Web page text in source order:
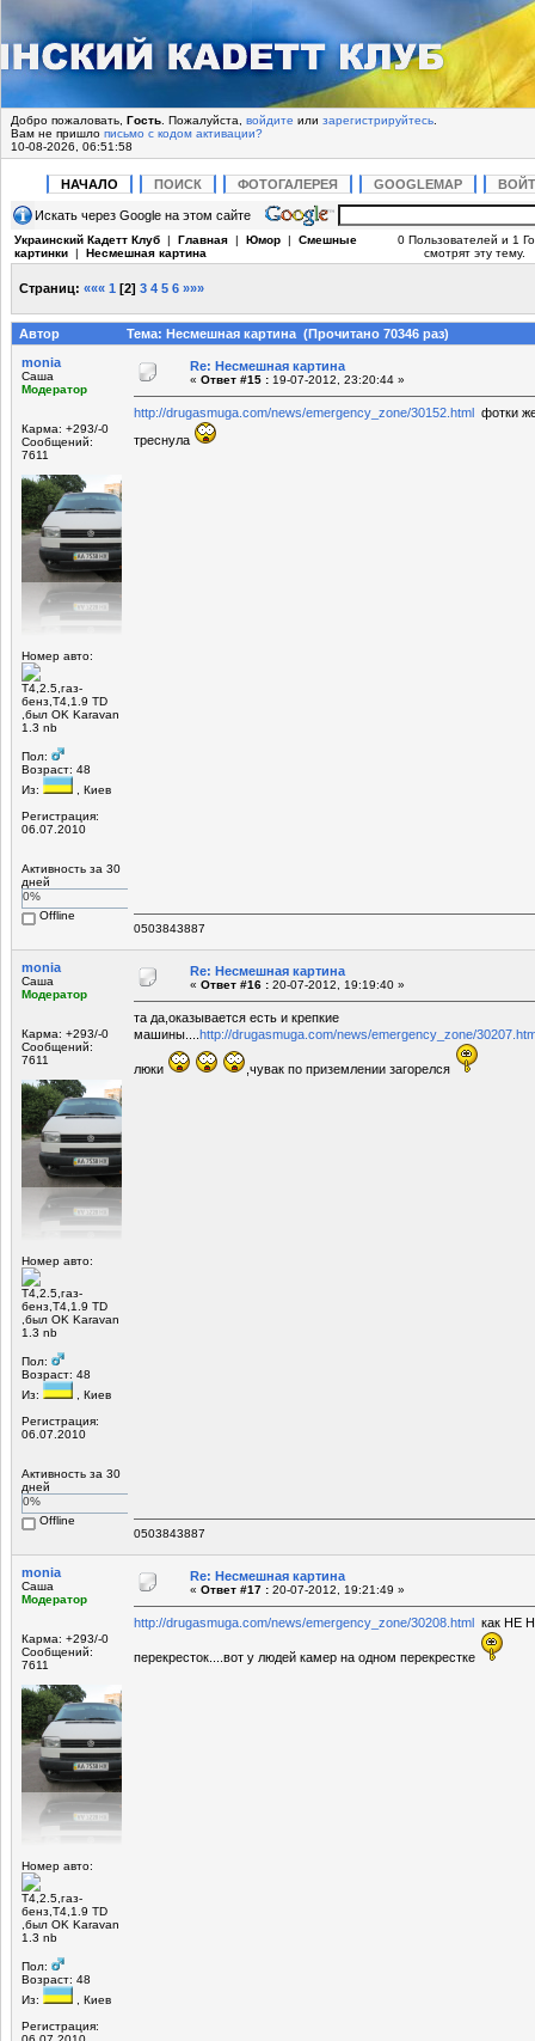
Добро пожаловать, Гость . Пожалуйста, войдите или зарегистрируйтесь
Вам не пришло письмо с кодом активации?
10-08-2026, 06:51:58
НАЧАЛО ПОИСК ФОТОГАЛЕРЕЯ GOOGLEMAP
Искать через Google на этом сайте
Украинский Кадетт Клуб | Главная | Юмор | Смешные
картинки | Несмешная картина
0 Пользователей и 1
смотрят эту тему.
Страниц: ««« 1 [2] 3 4 5 6 »»»
Автор
Тема: Несмешная картина (Прочитано 70346 раз)
monia
Саша
Модератор
Карма: +293/-0
Сообщений:
7611
Номер авто:
Т4,2.5,газ-
бенз,Т4,1.9 TD
,был OK Karavan
1.3 nb
Пол:
Возраст: 48
Из:
, Киев
Регистрация:
06.07.2010
Активность за 30
дней
0%
Offline
Re: Несмешная картина
« Ответ #15 : 19-07-2012, 23:20:44 »
http://drugasmuga.com/news/emergency_zone/30152.html фотки
треснула
0503843887
monia
Саша
Модератор
Карма: +293/-0
Сообщений:
7611
Номер авто:
Т4,2.5,газ-
бенз,Т4,1.9 TD
,был OK Karavan
1.3 nb
Пол:
Возраст: 48
Из:
, Киев
Регистрация:
06.07.2010
Активность за 30
дней
0%
Offline
Re: Несмешная картина
« Ответ #16 : 20-07-2012, 19:19:40 »
та да,оказывается есть и крепкие
машины.... http://drugasmuga.com/news/emergency_zone/
люки ,чувак по приземлении загорелся
0503843887
monia
Саша
Модератор
Карма: +293/-0
Сообщений:
7611
Номер авто:
Т4,2.5,газ-
бенз,Т4,1.9 TD
,был OK Karavan
1.3 nb
Пол:
Возраст: 48
Из:
, Киев
Регистрация:
Re: Несмешная картина
« Ответ #17 : 20-07-2012, 19:21:49 »
http://drugasmuga.com/news/emergency_zone/30208.html как НЕ
перекресток....вот у людей камер на одном перекрестке